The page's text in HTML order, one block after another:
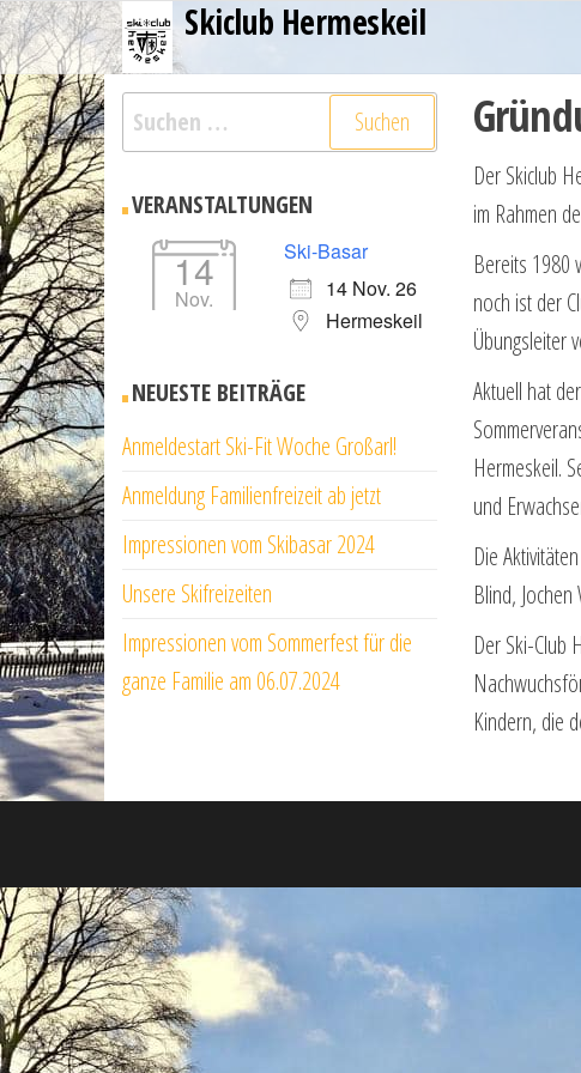
Zum
Inhalt
springen
Skiclub Hermeskeil
Der Skiclub
im Rahmen
Bereits 1980
noch ist der
Übungsleiter
Aktuell hat
Her­meskeil.
und
Die
Blind,
Der Ski-Club
Kindern, die
Suchen
nach:
VERANSTALTUNGEN
14
Nov.
Ski-Basar
14 Nov. 26
Hermeskeil
NEUESTE BEITRÄGE
Anmeldestart Ski-Fit Woche Großarl!
Anmeldung Familienfreizeit ab jetzt
Impressionen vom Skibasar 2024
Unsere Skifreizeiten
Impressionen vom Sommerfest für die
ganze Familie am 06.07.2024